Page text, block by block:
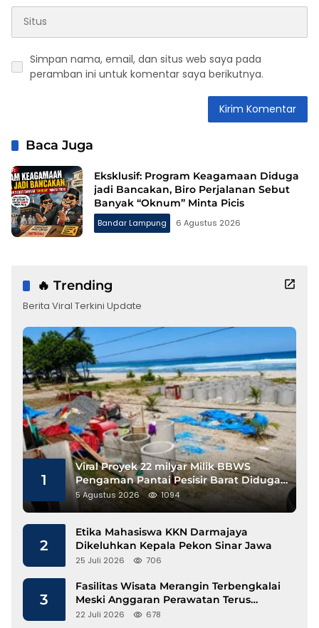
Simpan nama, email, dan situs web saya pada
peramban ini untuk komentar saya berikutnya.
Baca Juga
Eksklusif: Program Keagamaan Diduga
jadi Bancakan, Biro Perjalanan Sebut
Banyak “Oknum” Minta Picis
Bandar Lampung 6 Agustus 2026
🔥 Trending
Berita Viral Terkini Update
1
Viral Proyek 22 milyar Milik BBWS
Pengaman Pantai Pesisir Barat Diduga
Gunakan Besi Banci
5 Agustus 2026 1094
2
Etika Mahasiswa KKN Darmajaya
Dikeluhkan Kepala Pekon Sinar Jawa
25 Juli 2026 706
3
Fasilitas Wisata Merangin Terbengkalai
Meski Anggaran Perawatan Terus
Mengalir
22 Juli 2026 678